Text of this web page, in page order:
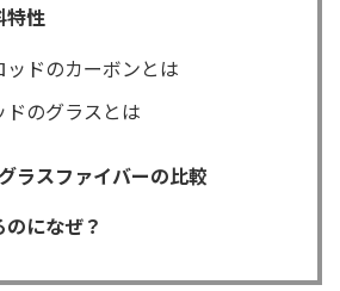
特性
ッドのカーボンとは
ドのグラスとは
ラスファイバーの比較
になぜ？